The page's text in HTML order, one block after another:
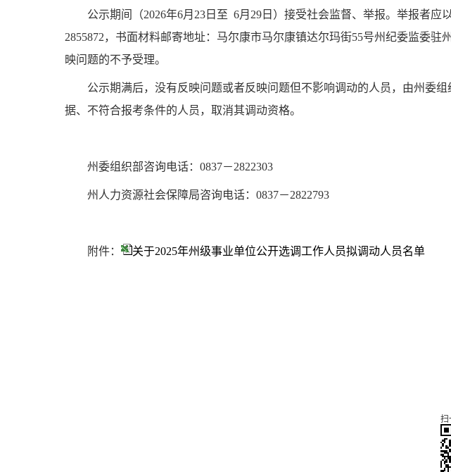
公示期间（2026年6月 23 日至 6月 29 日）接受社会监督、举报。 举报者应
2855872，书面材料邮寄地址：马尔康市马尔康镇达尔玛街55号州纪委监委驻
映问题的不予受理。
公示期满后，没有反映问题或者反映问题但不影响调动的人员，由州委
据、不符合报考条件的人员，取消其调动资格。
州委组织部咨询电话： 0837－2822303
州人力资源社会保障局咨询电话： 0837－2822793
附件： 关于2025年州级事业单位公开选调工作人员拟调动人员名单
扫